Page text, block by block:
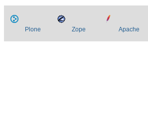
Plone Zope Apache